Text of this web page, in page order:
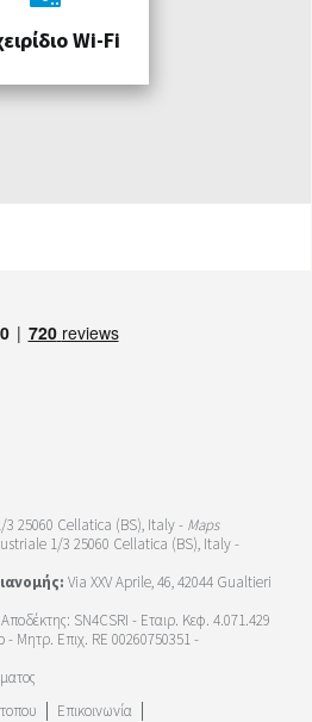
Wi-Fi
25060 Cellatica (BS), Italy - Maps
1/3 25060 Cellatica (BS), Italy -
Via XXV Aprile, 46, 42044 Gualtieri
SN4CSRI - Εταιρ. Κεφ. 4.071.429
Μητρ. Επιχ. RE 00260750351 -
Επικοινωνία